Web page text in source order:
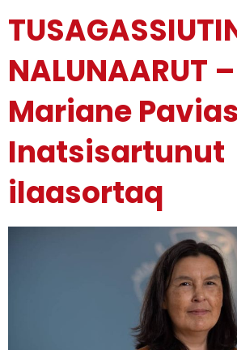
NALUNAARUT –
Mariane
Inatsisartunut
ilaasortaq